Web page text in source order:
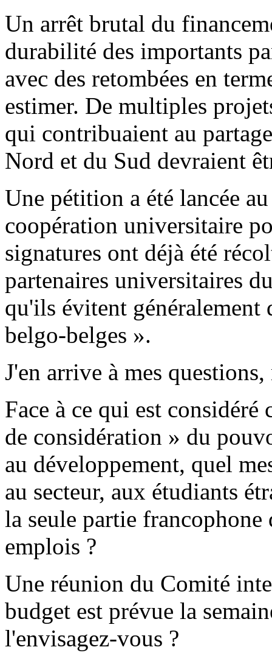
Un arrêt brutal du
durabilité des importants
avec des retombées en
estimer. De multiples
qui contribuaient au
Nord et du Sud devraient
Une pétition a été lancée
coopération universitaire
signatures ont déjà été
partenaires universitaires
qu'ils évitent généralement
belgo-belges ».
J'en arrive à mes
Face à ce qui est
de considération » du
au développement, quel
au secteur, aux étudiants
la seule partie francophone
emplois ?
Une réunion du Comité
budget est prévue la
l'envisagez-vous ?